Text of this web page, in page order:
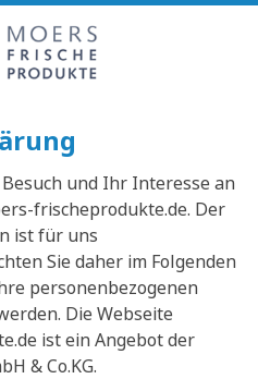
und Ihr Interesse an
frischeprodukte.de. Der
ist für uns
Sie daher im Folgenden
personenbezogenen
Die Webseite
ist ein Angebot der
& Co.KG.